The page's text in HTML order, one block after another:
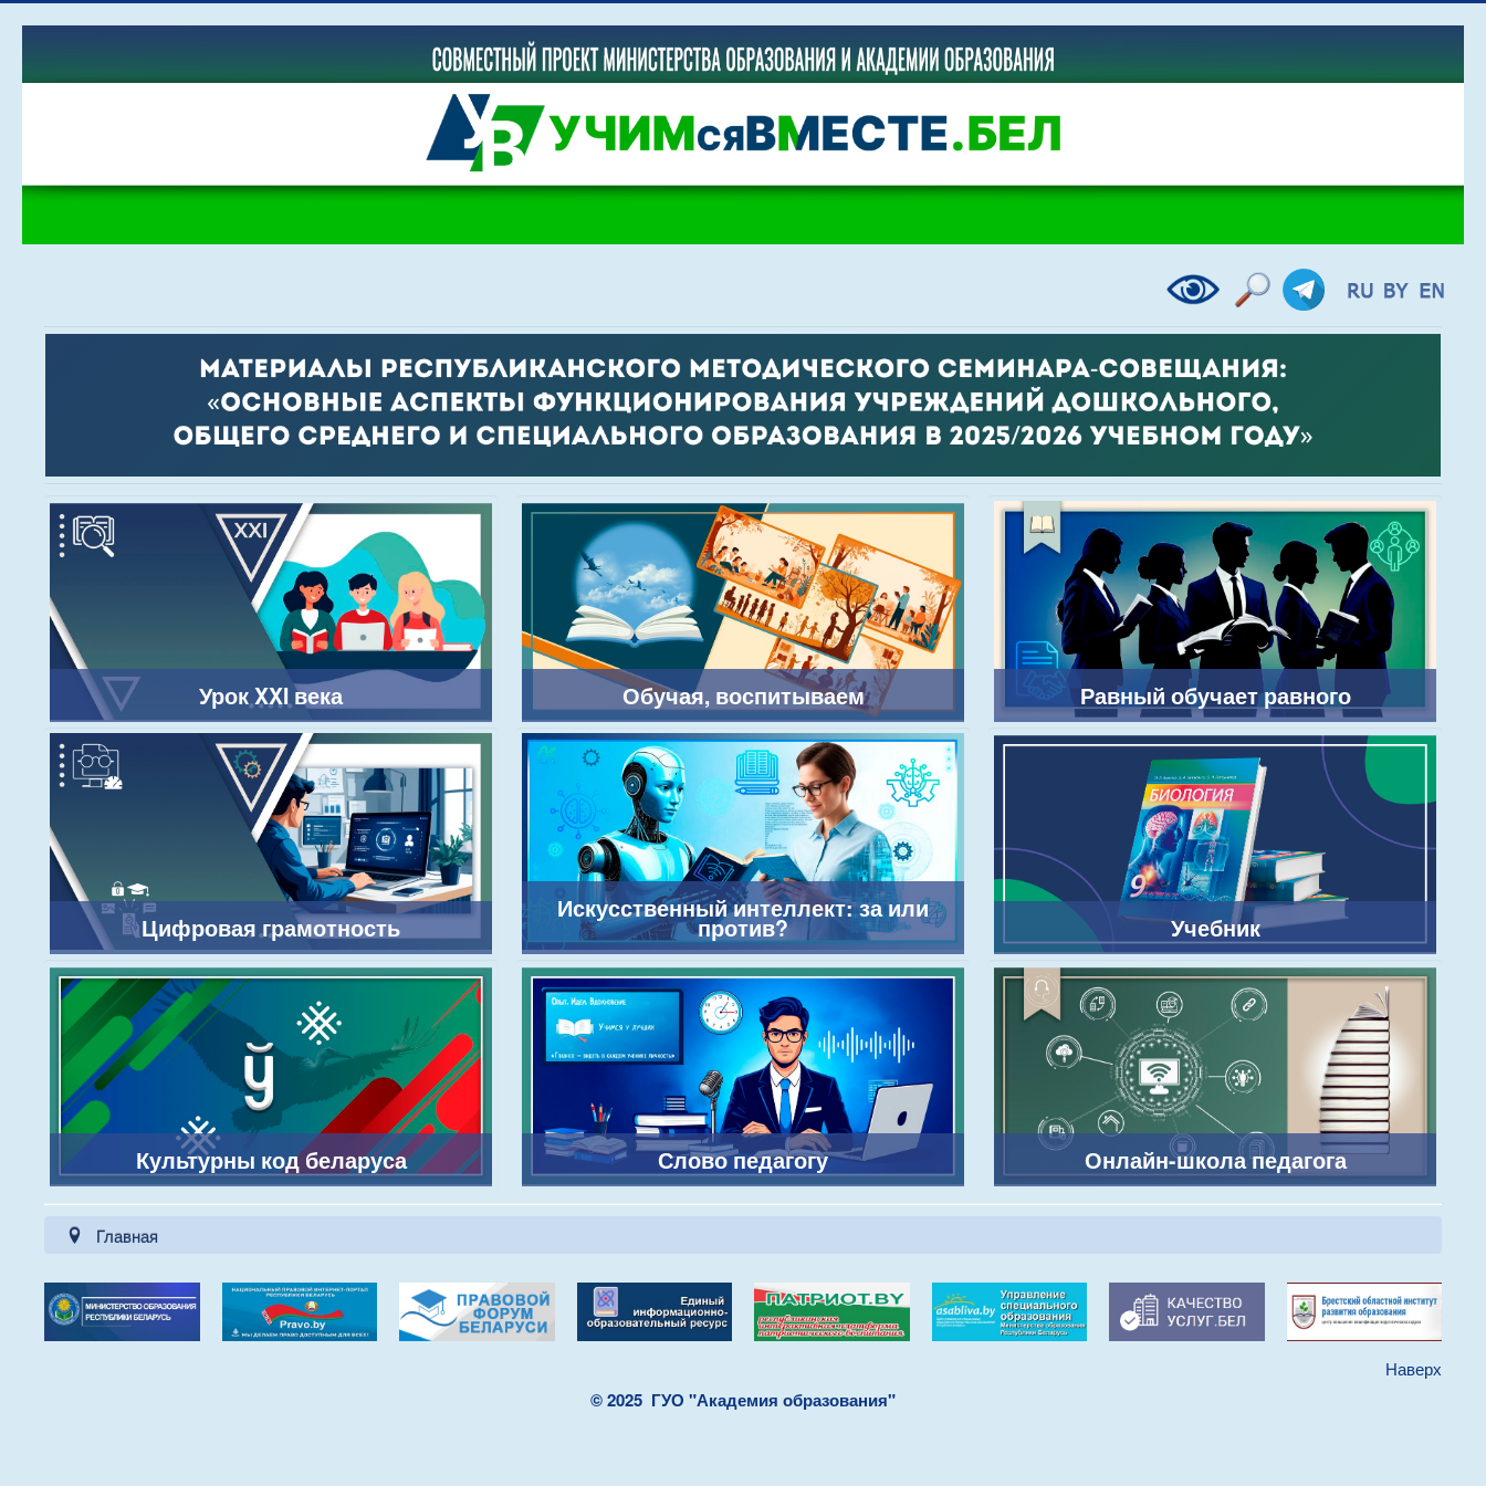
Урок XXI века
Цифровая грамотность
Культурны код беларуса
Обучая, воспитываем
Искусственный интеллект: за или
против?
Слово педагогу
Равный обучает равного
Учебник
Онлайн-школа педагога
Главная
Наверх
© 2025 ГУО "Академия образования"